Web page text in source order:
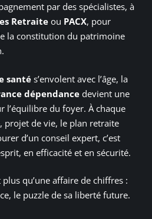
par des spécialistes, à
Retraite ou PACX, pour
la constitution du patrimoine
santés’envolent avec l’âge, la
dépendancedevient une
l’équilibre du foyer. À chaque
projet de vie, le plan retraite
d’un conseil expert, c’est
en efficacité et en sécurité.
plus qu’une affaire de chiffres :
le puzzle de sa liberté future.